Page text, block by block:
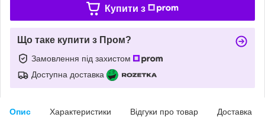
Купити з
Що таке купити з Пром?
Замовлення під захистом
Доступна доставка
Опис Характеристики Відгуки про товар Доставка